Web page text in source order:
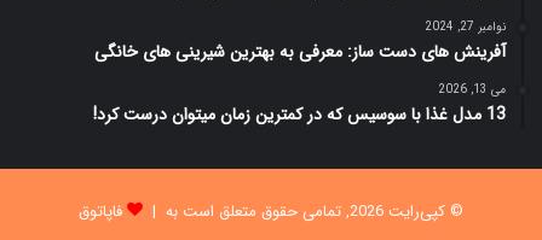
نوامبر 27, 2024
آفرینش های دست ساز: معرفی به بهترین شیرینی های خانگی
می 13, 2026
13 مدل غذا با سوسیس که در کمترین زمان میتوان درست کرد!
© کپی‌رایت 2026, تمامی حقوق متعلق است به |
فاپاتوق